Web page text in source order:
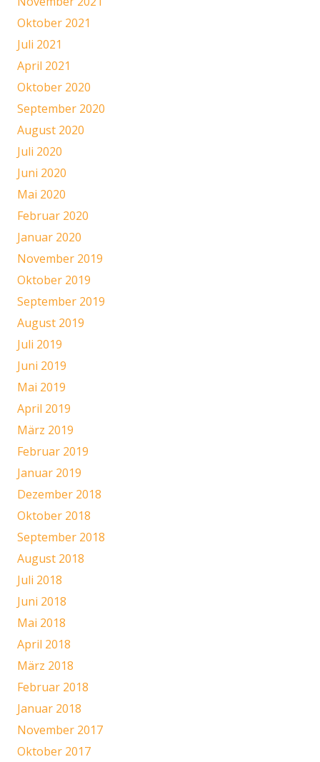
Oktober 2021
Juli 2021
April 2021
Oktober 2020
September 2020
August 2020
Juli 2020
Juni 2020
Mai 2020
Februar 2020
Januar 2020
November 2019
Oktober 2019
September 2019
August 2019
Juli 2019
Juni 2019
Mai 2019
April 2019
März 2019
Februar 2019
Januar 2019
Dezember 2018
Oktober 2018
September 2018
August 2018
Juli 2018
Juni 2018
Mai 2018
April 2018
März 2018
Februar 2018
Januar 2018
November 2017
Oktober 2017